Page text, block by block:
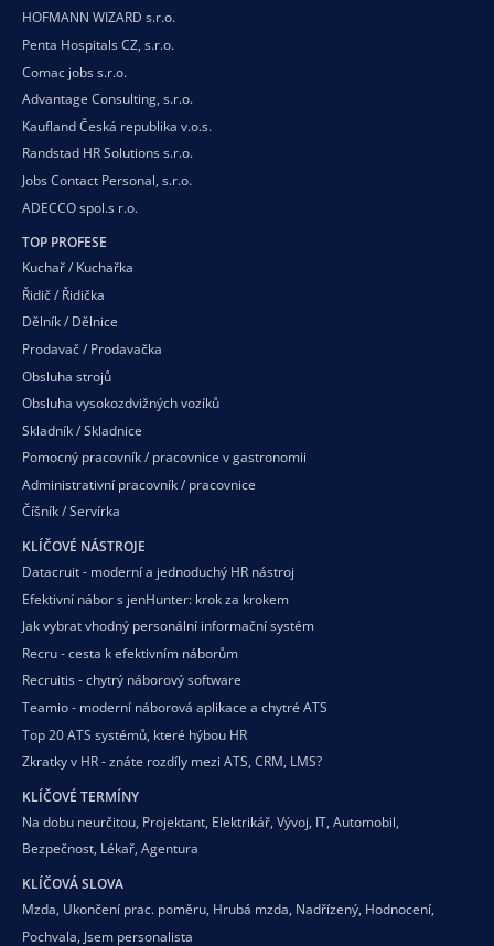
HOFMANN WIZARD s.r.o.
Penta Hospitals CZ, s.r.o.
Comac jobs s.r.o.
Advantage Consulting, s.r.o.
Kaufland Česká republika v.o.s.
Randstad HR Solutions s.r.o.
Jobs Contact Personal, s.r.o.
ADECCO spol.s r.o.
TOP PROFESE
Kuchař / Kuchařka
Řidič / Řidička
Dělník / Dělnice
Prodavač / Prodavačka
Obsluha strojů
Obsluha vysokozdvižných vozíků
Skladník / Skladnice
Pomocný pracovník / pracovnice v gastronomii
Administrativní pracovník / pracovnice
Číšník / Servírka
KLÍČOVÉ NÁSTROJE
Datacruit - moderní a jednoduchý HR nástroj
Efektivní nábor s jenHunter: krok za krokem
Jak vybrat vhodný personální informační systém
Recru - cesta k efektivním náborům
Recruitis - chytrý náborový software
Teamio - moderní náborová aplikace a chytré ATS
Top 20 ATS systémů, které hýbou HR
Zkratky v HR - znáte rozdíly mezi ATS, CRM, LMS?
KLÍČOVÉ TERMÍNY
Na dobu neurčitou, Projektant, Elektrikář, Vývoj, IT, Automobil,
Bezpečnost, Lékař, Agentura
KLÍČOVÁ SLOVA
Mzda, Ukončení prac. poměru, Hrubá mzda, Nadřízený, Hodnocení,
Pochvala, Jsem personalista